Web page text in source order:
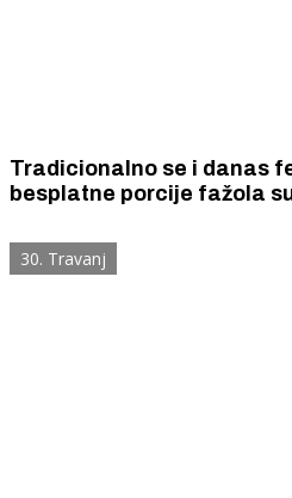
Tradicionalno se i danas
besplatne porcije fažola
30. Travanj